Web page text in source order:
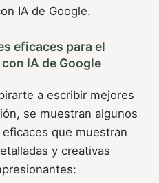
IA de Google.
eficaces para el
IA de Google
a escribir mejores
se muestran algunos
que muestran
y creativas